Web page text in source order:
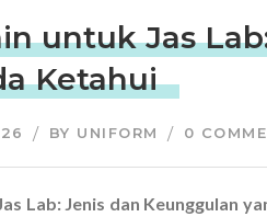
untuk Jas
Ketahui
BY UNIFORM 0
Lab: Jenis dan Keunggulan